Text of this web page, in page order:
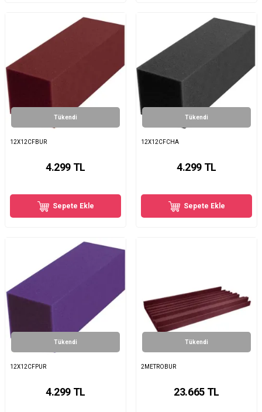
Tükendi
12X12CFBUR
4.299 TL
Sepete Ekle
Tükendi
12X12CFCHA
4.299 TL
Sepete Ekle
Tükendi
12X12CFPUR
4.299 TL
Tükendi
2METROBUR
23.665TL